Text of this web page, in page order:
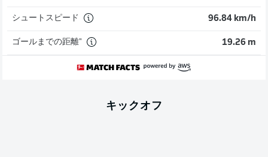
シュートスピード 96.84 km/h
ゴールまでの距離" 19.26 m
キックオフ